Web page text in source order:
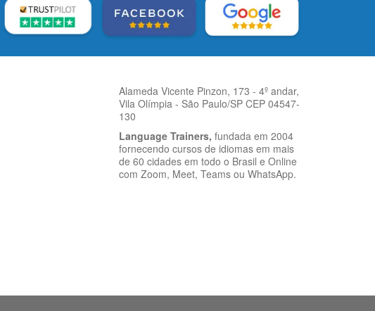
Alameda Vicente Pinzon, 173 - 4º andar,
Vila Olímpia - São Paulo/SP CEP 04547-
130
Language Trainers, fundada em 2004
fornecendo cursos de idiomas em mais
de 60 cidades em todo o Brasil e Online
com Zoom, Meet, Teams ou WhatsApp.